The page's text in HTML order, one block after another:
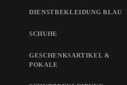
DIENSTBEKLEIDUNG BLAU
SCHUHE
GESCHENKSARTIKEL &
POKALE